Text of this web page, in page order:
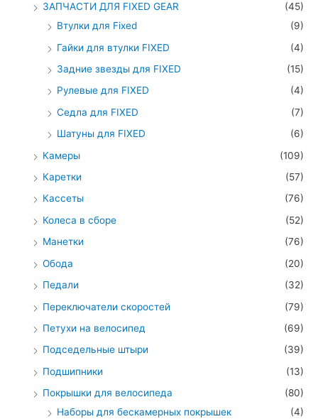
ЗАПЧАСТИ ДЛЯ FIXED GEAR
(45)
Втулки для Fixed
(9)
Гайки для втулки FIXED
(4)
Задние звезды для FIXED
(15)
Рулевые для FIXED
(4)
Седла для FIXED
(7)
Шатуны для FIXED
(6)
Камеры
(109)
Каретки
(57)
Кассеты
(76)
Колеса в сборе
(52)
Манетки
(76)
Обода
(20)
Педали
(32)
Переключатели скоростей
(79)
Петухи на велосипед
(69)
Подседельные штыри
(39)
Подшипники
(13)
Покрышки для велосипеда
(80)
Наборы для бескамерных покрышек
(4)